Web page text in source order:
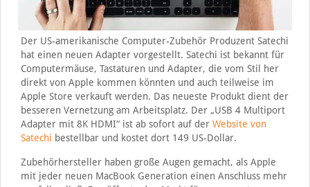
Der US-amerikanische Computer-Zubehör Produzent Satechi
hat einen neuen Adapter vorgestellt. Satechi ist bekannt für
Computermäuse, Tastaturen und Adapter, die vom Stil her
direkt von Apple kommen könnten und auch teilweise im
Apple Store verkauft werden. Das neueste Produkt dient der
besseren Vernetzung am Arbeitsplatz. Der „USB 4 Multiport
Adapter mit 8K HDMI“ ist ab sofort auf der Website von
Satechi bestellbar und kostet dort 149 US-Dollar.
Zubehörhersteller haben große Augen gemacht, als Apple
mit jeder neuen MacBook Generation einen Anschluss mehr